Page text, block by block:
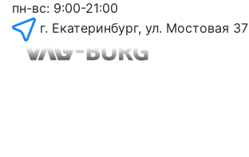
пн-вс: 9:00-21:00
г. Екатеринбург, ул. Мостовая 37